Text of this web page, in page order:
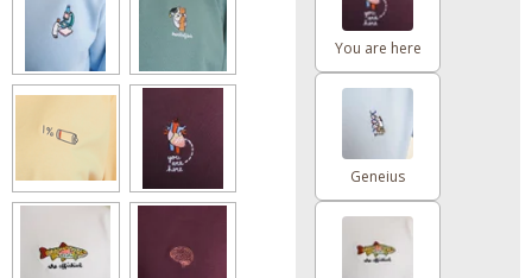
You are here
Geneius